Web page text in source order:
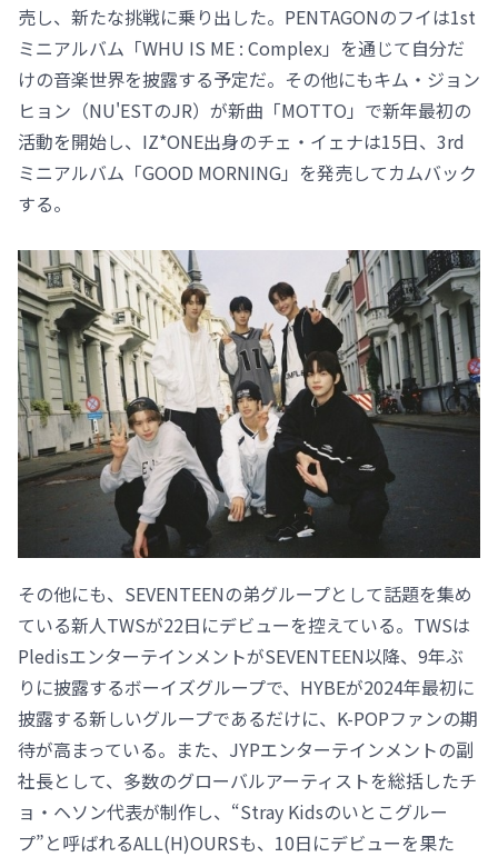
売し、新たな挑戦に乗り出した。PENTAGONのフイは1st
ミニアルバム「WHU IS ME : Complex」を通じて自分だ
けの音楽世界を披露する予定だ。その他にもキム・ジョン
ヒョン（NU'ESTのJR）が新曲「MOTTO」で新年最初の
活動を開始し、IZ*ONE出身のチェ・イェナは15日、3rd
ミニアルバム「GOOD MORNING」を発売してカムバック
する。
その他にも、SEVENTEENの弟グループとして話題を集め
ている新人TWSが22日にデビューを控えている。TWSは
PledisエンターテインメントがSEVENTEEN以降、9年ぶ
りに披露するボーイズグループで、HYBEが2024年最初に
披露する新しいグループであるだけに、K-POPファンの期
待が高まっている。また、JYPエンターテインメントの副
社長として、多数のグローバルアーティストを総括したチ
ョ・ヘソン代表が制作し、“Stray Kidsのいとこグルー
プ”と呼ばれるALL(H)OURSも、10日にデビューを果た